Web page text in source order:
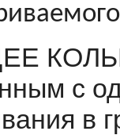
с
в